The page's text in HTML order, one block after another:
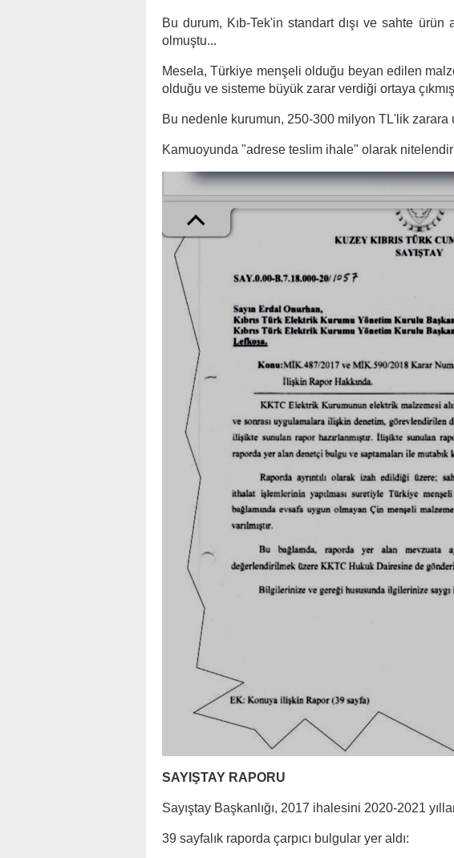
Bu durum, Kıb-Tek'in standart dışı ve sahte
olmuştu...
Mesela, Türkiye menşeli olduğu beyan edilen
olduğu ve sisteme büyük zarar verdiği ortaya
Bu nedenle kurumun, 250-300 milyon TL'lik zarara
Kamuoyunda "adrese teslim ihale" olarak
SAYIŞTAY RAPORU
Sayıştay Başkanlığı, 2017 ihalesini 2020-2021
39 sayfalık raporda çarpıcı bulgular yer aldı: